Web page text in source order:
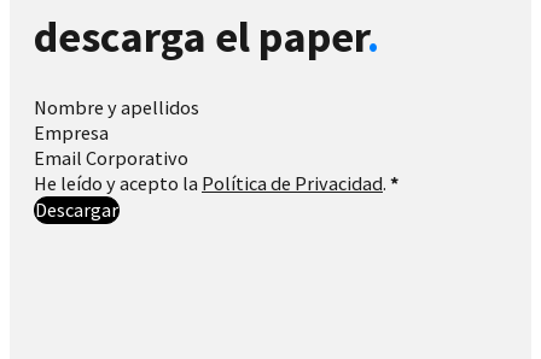
descarga el paper.
Section
He leído y acepto la Política de Privacidad. *
Descargar